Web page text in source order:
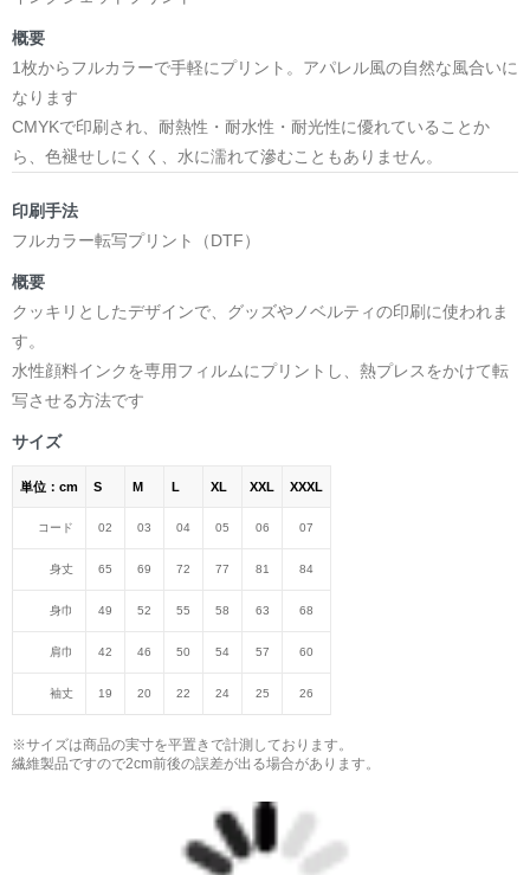
概要
1枚からフルカラーで手軽にプリント。アパレル風の自然な風合いに
なります
CMYKで印刷され、耐熱性・耐水性・耐光性に優れていることか
ら、色褪せしにくく、水に濡れて滲むこともありません。
印刷手法
フルカラー転写プリント（DTF）
概要
クッキリとしたデザインで、グッズやノベルティの印刷に使われま
す。
水性顔料インクを専用フィルムにプリントし、熱プレスをかけて転
写させる方法です
サイズ
単位：cm S M L XL XXL XXXL
コード 02 03 04 05 06 07
身丈 65 69 72 77 81 84
身巾 49 52 55 58 63 68
肩巾 42 46 50 54 57 60
袖丈 19 20 22 24 25 26
※サイズは商品の実寸を平置きで計測しております。
繊維製品ですので2cm前後の誤差が出る場合があります。